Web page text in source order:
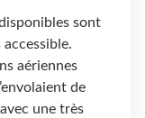
sont
aériennes
de
une très